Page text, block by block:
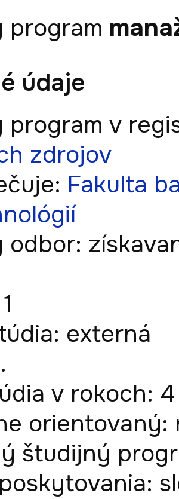
program
údaje
program v
zdrojov
Fakulta
odbor:
1
externá
v rokoch: 4
orientovaný:
študijný